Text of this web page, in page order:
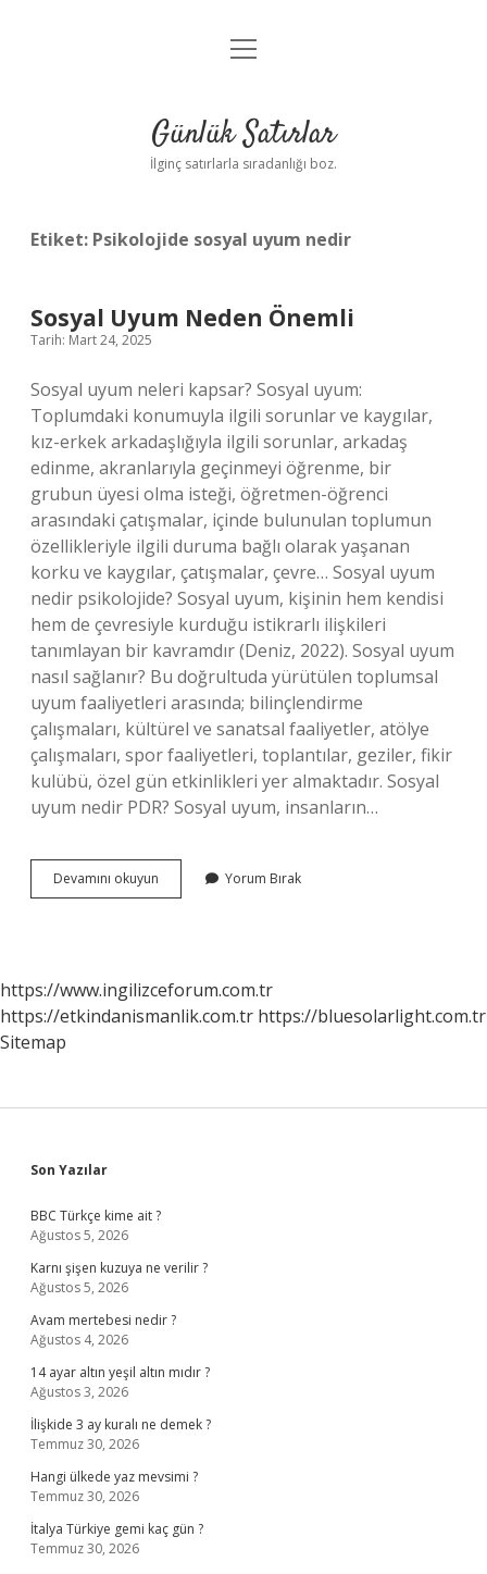
Anasayfa
Yasal Uyarı
menüyü
Günlük Satırlar
İlginç satırlarla sıradanlığı boz.
Etiket: Psikolojide sosyal uyum nedir
Sosyal Uyum Neden Önemli
Tarih: Mart 24, 2025
Sosyal uyum neleri kapsar? Sosyal uyum:
Toplumdaki konumuyla ilgili sorunlar ve kaygılar,
kız-erkek arkadaşlığıyla ilgili sorunlar, arkadaş
edinme, akranlarıyla geçinmeyi öğrenme, bir
grubun üyesi olma isteği, öğretmen-öğrenci
arasındaki çatışmalar, içinde bulunulan toplumun
özellikleriyle ilgili duruma bağlı olarak yaşanan
korku ve kaygılar, çatışmalar, çevre… Sosyal uyum
nedir psikolojide? Sosyal uyum, kişinin hem kendisi
hem de çevresiyle kurduğu istikrarlı ilişkileri
tanımlayan bir kavramdır (Deniz, 2022). Sosyal uyum
nasıl sağlanır? Bu doğrultuda yürütülen toplumsal
uyum faaliyetleri arasında; bilinçlendirme
çalışmaları, kültürel ve sanatsal faaliyetler, atölye
çalışmaları, spor faaliyetleri, toplantılar, geziler, fikir
kulübü, özel gün etkinlikleri yer almaktadır. Sosyal
uyum nedir PDR? Sosyal uyum, insanların…
Devamını okuyun
Uyum
Yorum Bırak
https://www.ingilizceforum.com.tr
https://etkindanismanlik.com.tr https://bluesolarlight.com.tr
Sitemap
Sidebar
Son Yazılar
BBC Türkçe kime ait ?
Ağustos 5, 2026
Karnı şişen kuzuya ne verilir ?
Ağustos 5, 2026
Avam mertebesi nedir ?
Ağustos 4, 2026
14 ayar altın yeşil altın mıdır ?
Ağustos 3, 2026
İlişkide 3 ay kuralı ne demek ?
Temmuz 30, 2026
Hangi ülkede yaz mevsimi ?
Temmuz 30, 2026
İtalya Türkiye gemi kaç gün ?
Temmuz 30, 2026